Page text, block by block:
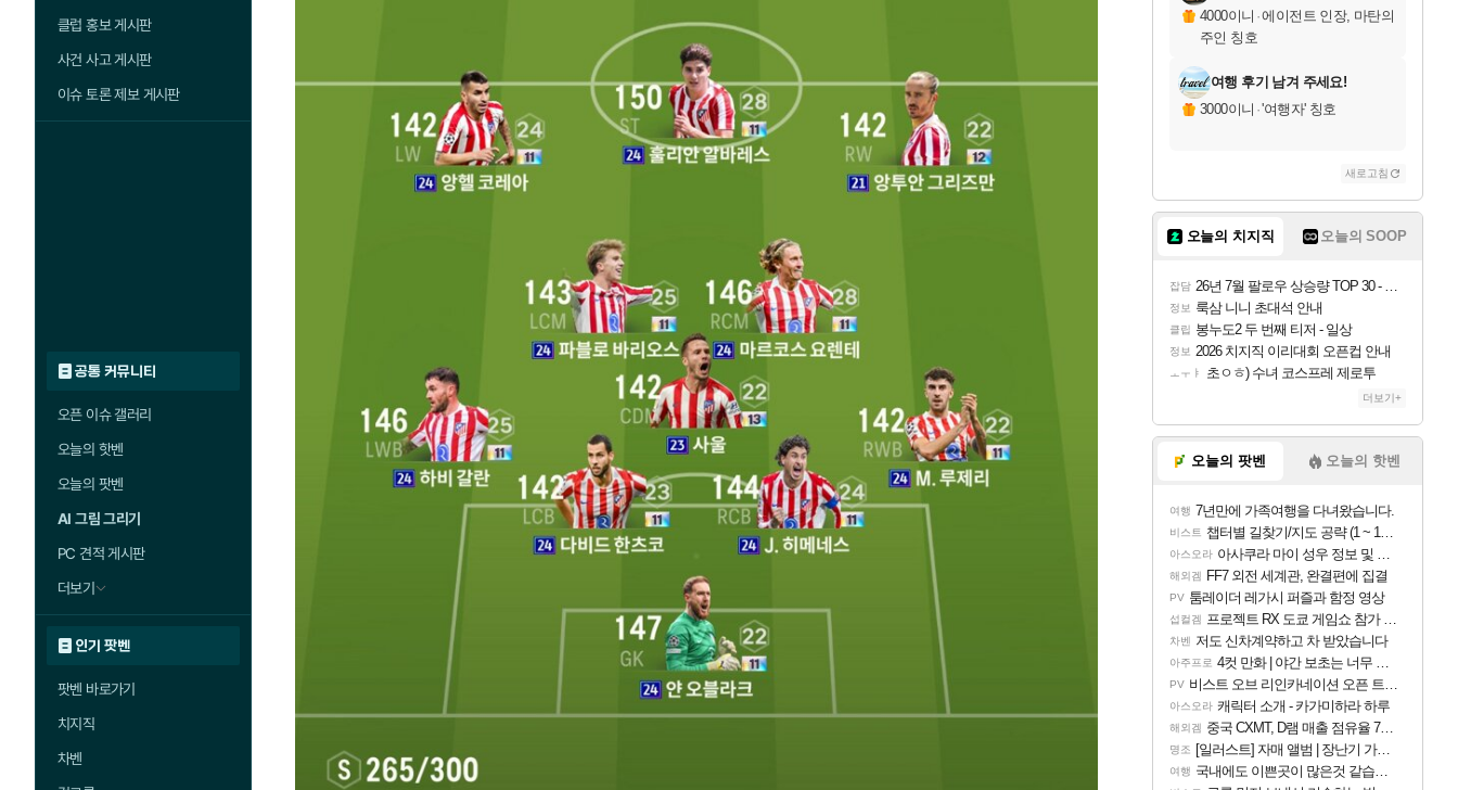
클럽 홍보 게시판
사건 사고 게시판
이슈 토론 제보 게시판
공통 커뮤니티
오픈 이슈 갤러리
오늘의 핫벤
오늘의 팟벤
AI 그림 그리기
PC 견적 게시판
더보기
인기 팟벤
팟벤 바로가기
치지직
차벤
4000이니 ·에이전트 인장, 마탄의
주인 칭호
여행 후기 남겨 주세요!
3000이니 ·'여행자' 칭호
새로고침
오늘의 치지직 오늘의 SOOP
잡담 26년 7월 팔로우 상승량 TOP 30 - 월간 치지직
정보 룩삼 니니 초대석 안내
클립 봉누도2 두 번째 티저 - 일상
정보 2026 치지직 이리대회 오픈컵 안내
ㅗㅜㅑ 초ㅇㅎ) 수녀 코스프레 제로투
더보기+
오늘의 팟벤 오늘의 핫벤
여행 7년만에 가족여행을 다녀왔습니다.
비스트 챕터별 길찾기/지도 공략 (1 ~ 12장)
아스오라 아사쿠라 마이 성우 정보 및 주요 필모
해외겜 FF7 외전 세계관, 완결편에 집결
PV 툼레이더 레가시 퍼즐과 함정 영상
섭컬겜 프로젝트 RX 도쿄 게임쇼 참가 결정
차벤 저도 신차계약하고 차 받았습니다
아주프로 4컷 만화 | 야간 보초는 너무 힘들어
PV 비스트 오브 리인카네이션 오픈 트레일러
아스오라 캐릭터 소개 - 카가미하라 하루
해외겜 중국 CXMT, D램 매출 점유율 7%…글로벌 4위로 부상
명조 [일러스트] 자매 앨범 | 장난기 가득한 오후의 공원 (리메이크판)
여행 국내에도 이쁜곳이 많은것 같습니다